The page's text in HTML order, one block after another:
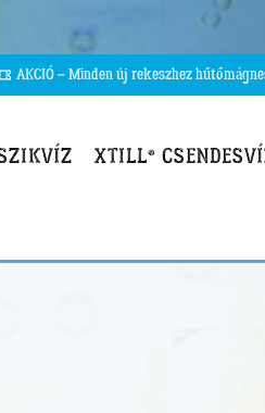
AKCIÓ – Minden új rekeszhez
XTILL®